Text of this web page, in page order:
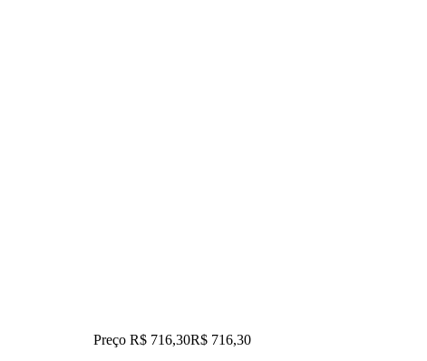
Preço R$ 716,30R$ 716,30